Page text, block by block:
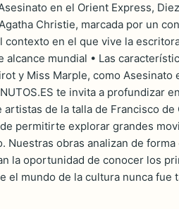
en el Orient Express,
Christie, marcada por un
contexto en el que vive la
mundial • Las
y Miss Marple, como Asesinato
te invita a profundizar
de la talla de Francisco
permitirte explorar grandes
obras analizan de
la oportunidad de conocer los
el mundo de la cultura nunca fue